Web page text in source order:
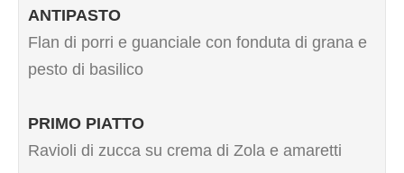
ANTIPASTO
Flan di porri e guanciale con fonduta di grana e
pesto di basilico
PRIMO PIATTO
Ravioli di zucca su crema di Zola e amaretti